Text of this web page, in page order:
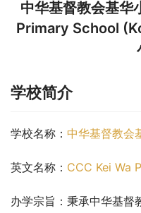
中华基督教会基华
Primary School
学校简介
学校名称： 中华基督教会
英文名称： CCC Kei Wa
办学宗旨：秉承中华基督